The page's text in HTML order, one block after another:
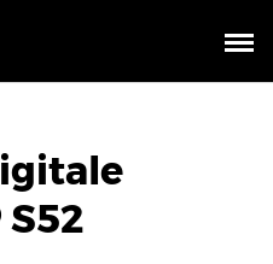
S52